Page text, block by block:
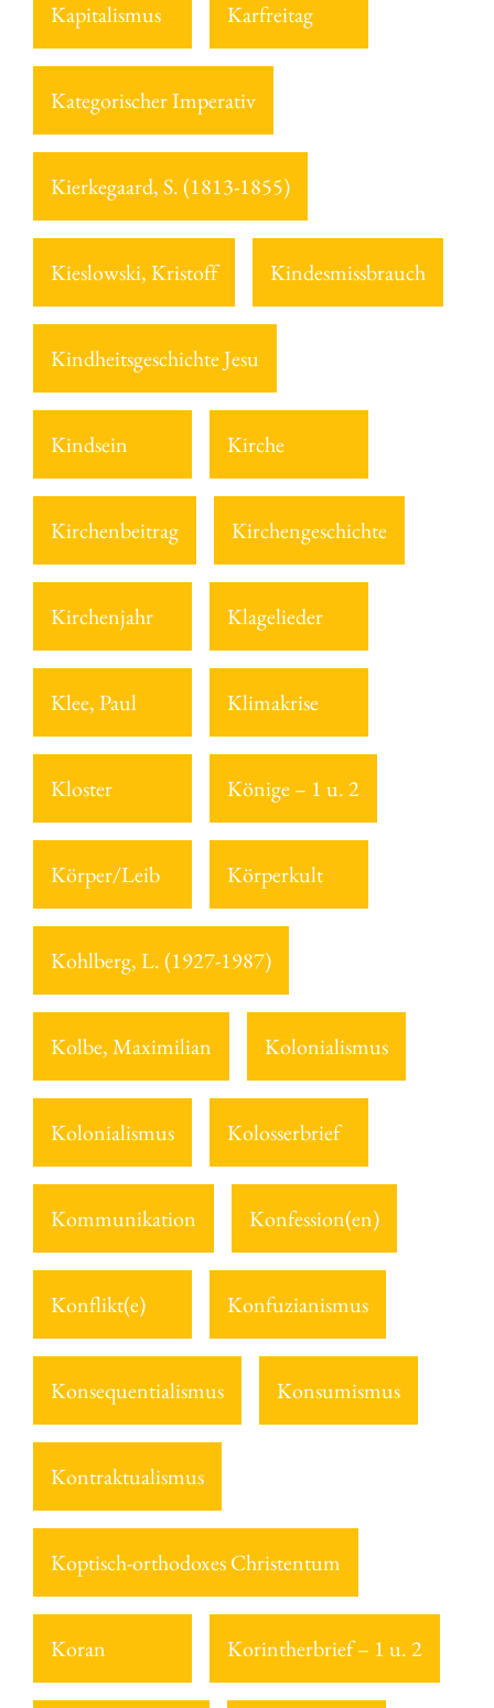
Kapitalismus Karfreitag
Kategorischer Imperativ
Kierkegaard, S. (1813-1855)
Kieslowski, Kristoff Kindesmissbrauch
Kindheitsgeschichte Jesu
Kindsein Kirche
Kirchenbeitrag Kirchengeschichte
Kirchenjahr Klagelieder
Klee, Paul Klimakrise
Kloster Könige – 1 u. 2
Körper/Leib Körperkult
Kohlberg, L. (1927-1987)
Kolbe, Maximilian Kolonialismus
Kolonialismus Kolosserbrief
Kommunikation Konfession(en)
Konflikt(e) Konfuzianismus
Konsequentialismus Konsumismus
Kontraktualismus
Koptisch-orthodoxes Christentum
Koran Korintherbrief – 1 u. 2